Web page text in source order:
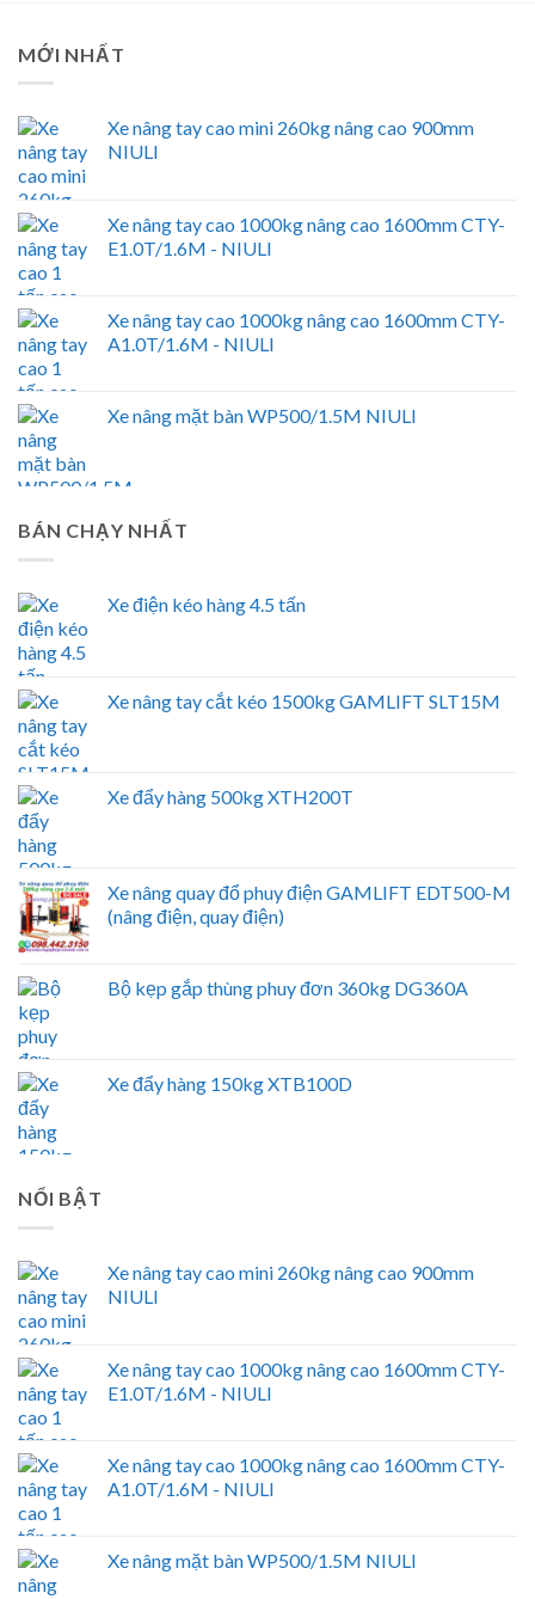
MỚI NHẤT
Xe nâng tay cao mini 260kg nâng cao 900mm
NIULI
Xe nâng tay cao 1000kg nâng cao 1600mm CTY-
E1.0T/1.6M - NIULI
Xe nâng tay cao 1000kg nâng cao 1600mm CTY-
A1.0T/1.6M - NIULI
Xe nâng mặt bàn WP500/1.5M NIULI
BÁN CHẠY NHẤT
Xe điện kéo hàng 4.5 tấn
Xe nâng tay cắt kéo 1500kg GAMLIFT SLT15M
Xe đẩy hàng 500kg XTH200T
Xe nâng quay đổ phuy điện GAMLIFT EDT500-M
(nâng điện, quay điện)
Bộ kẹp gắp thùng phuy đơn 360kg DG360A
Xe đẩy hàng 150kg XTB100D
NỔI BẬT
Xe nâng tay cao mini 260kg nâng cao 900mm
NIULI
Xe nâng tay cao 1000kg nâng cao 1600mm CTY-
E1.0T/1.6M - NIULI
Xe nâng tay cao 1000kg nâng cao 1600mm CTY-
A1.0T/1.6M - NIULI
Xe nâng mặt bàn WP500/1.5M NIULI